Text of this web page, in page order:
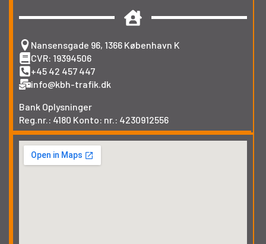
Nansensgade 96, 1366 København K
CVR: 19394506
+45 42 457 447
info@kbh-trafik.dk
Bank Oplysninger
Reg.nr.: 4180 Konto: nr.: 4230912556